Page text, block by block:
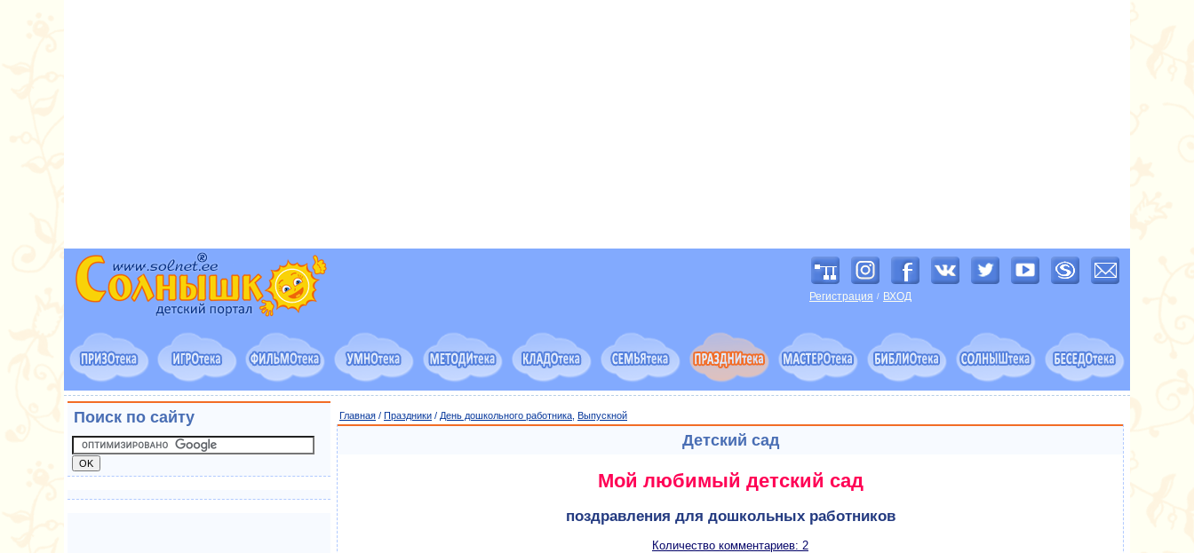
Регистрация / ВХОД
Главная / Праздники / День дошкольного работника Выпускной
Детский сад
Мой любимый детский сад
поздравления для дошкольных работников
Количество комментариев: 2
Поиск по сайту